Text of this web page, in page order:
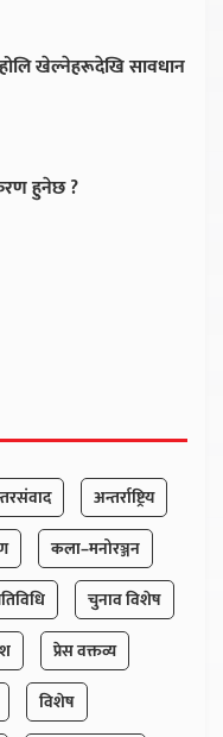
खेल्नेहरूदेखि सावधान
हुनेछ ?
अन्तर्राष्ट्रिय
कला–मनोरञ्जन
चुनाव विशेष
प्रेस वक्तव्य
विशेष